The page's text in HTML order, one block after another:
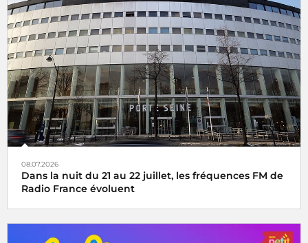
08.07.2026
Dans la nuit du 21 au 22 juillet, les fréquences FM de
Radio France évoluent